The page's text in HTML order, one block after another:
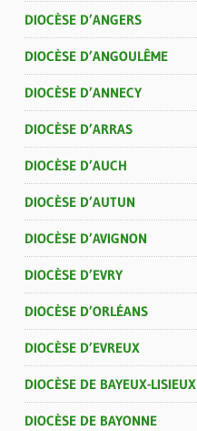
DIOCÈSE D’ANGERS
DIOCÈSE D’ANGOULÊME
DIOCÈSE D’ANNECY
DIOCÈSE D’ARRAS
DIOCÈSE D’AUCH
DIOCÈSE D’AUTUN
DIOCÈSE D’AVIGNON
DIOCÈSE D’EVRY
DIOCÈSE D’ORLÉANS
DIOCÈSE D’EVREUX
DIOCÈSE DE BAYEUX-LISIEUX
DIOCÈSE DE BAYONNE